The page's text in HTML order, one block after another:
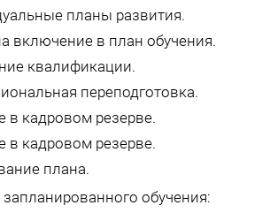
планы развития.
включение в план обучения.
квалификации.
переподготовка.
в кадровом резерве.
в кадровом резерве.
плана.
обучения: